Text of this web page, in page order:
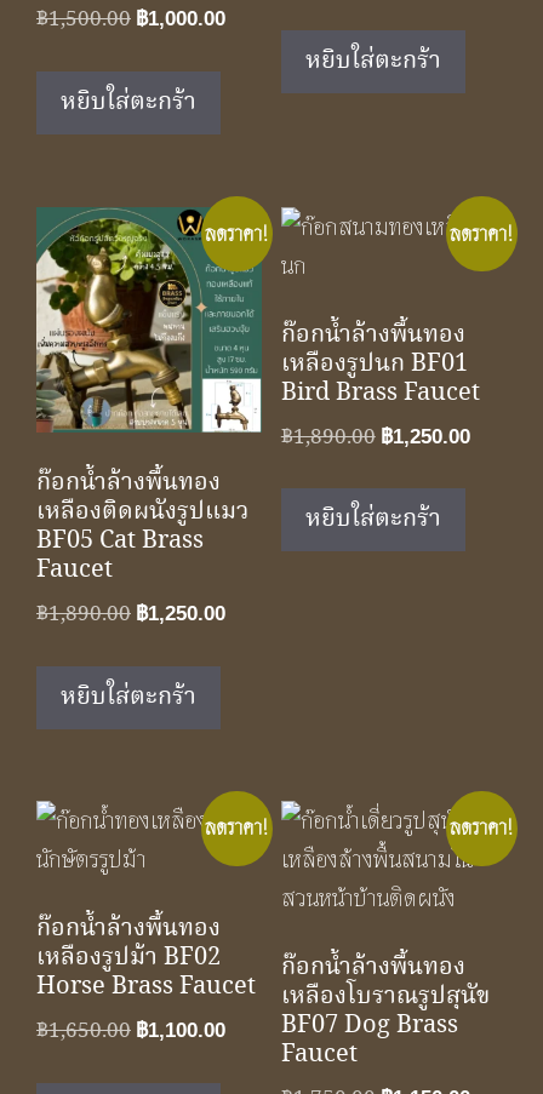
฿1,500.00Original
was:
฿1,500.00.
฿1,000.00Current
หยิบใส่ตะกร้า
was:
฿1,890.00.
หยิบใส่ตะกร้า
ลดราคา!
ก๊อกน้ำล้างพื้นทอง
เหลืองติดผนังรูปแมว
BF05 Cat Brass
Faucet
฿1,890.00Original
was:
฿1,890.00.
฿1,250.00Current
หยิบใส่ตะกร้า
ลดราคา!
ก๊อกน้ำล้างพื้นทอง
เหลืองรูปนก BF01
Bird Brass Faucet
฿1,890.00 Original
was:
฿1,890.00.
฿1,250.00
หยิบใส่ตะกร้า
ลดราคา!
ก๊อกน้ำล้างพื้นทอง
เหลืองรูปม้า BF02
Horse Brass Faucet
฿1,650.00Original
฿1,100.00Current
ลดราคา!
ก๊อกน้ำล้างพื้นทอง
เหลืองโบราณรูปสุนัข
BF07 Dog Brass
Faucet